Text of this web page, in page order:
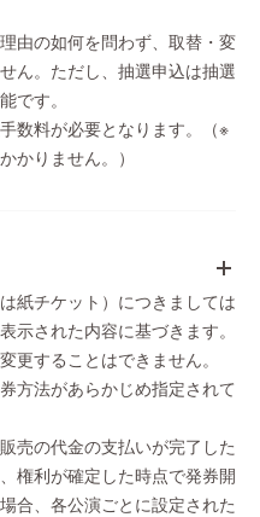
由の如何を問わず、取替・変
ん。ただし、抽選申込は抽選
です。
数料が必要となります。（※
かりません。）
紙チケット）につきましては
示された内容に基づきます。
更することはできません。
方法があらかじめ指定されて
売の代金の支払いが完了した
権利が確定した時点で発券開
合、各公演ごとに設定された